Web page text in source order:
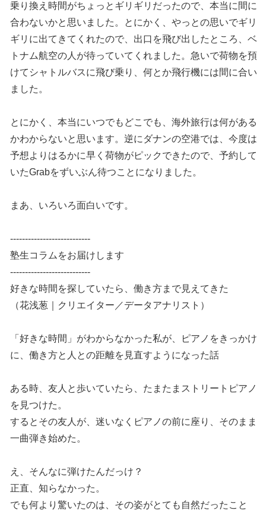
乗り換え時間がちょっとギリギリだったので、本当に間に
合わないかと思いました。とにかく、やっとの思いでギリ
ギリに出てきてくれたので、出口を飛び出したところ、ベ
トナム航空の人が待っていてくれました。急いで荷物を預
けてシャトルバスに飛び乗り、何とか飛行機には間に合い
ました。
とにかく、本当にいつでもどこでも、海外旅行は何がある
かわからないと思います。逆にダナンの空港では、今度は
予想よりはるかに早く荷物がピックできたので、予約して
いたGrabをずいぶん待つことになりました。
まあ、いろいろ面白いです。
---------------------------
塾生コラムをお届けします
---------------------------
好きな時間を探していたら、働き方まで見えてきた
（花浅葱｜クリエイター／データアナリスト）
「好きな時間」がわからなかった私が、ピアノをきっかけ
に、働き方と人との距離を見直すようになった話
ある時、友人と歩いていたら、たまたまストリートピアノ
を見つけた。
するとその友人が、迷いなくピアノの前に座り、そのまま
一曲弾き始めた。
え、そんなに弾けたんだっけ？
正直、知らなかった。
でも何より驚いたのは、その姿がとても自然だったこと